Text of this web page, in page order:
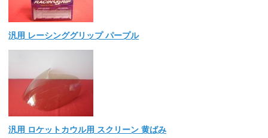
汎用 レーシンググリップ パープル
汎用 ロケットカウル用 スクリーン 黄ばみ